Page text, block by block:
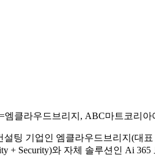
엠클라우드브리지, ABC마트코리아
설팅 기업인 엠클라우드브리지(대
+ Security)와 자체 솔루션인 Ai